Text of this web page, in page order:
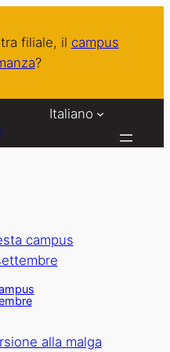
filiale, il campus
?
Italiano